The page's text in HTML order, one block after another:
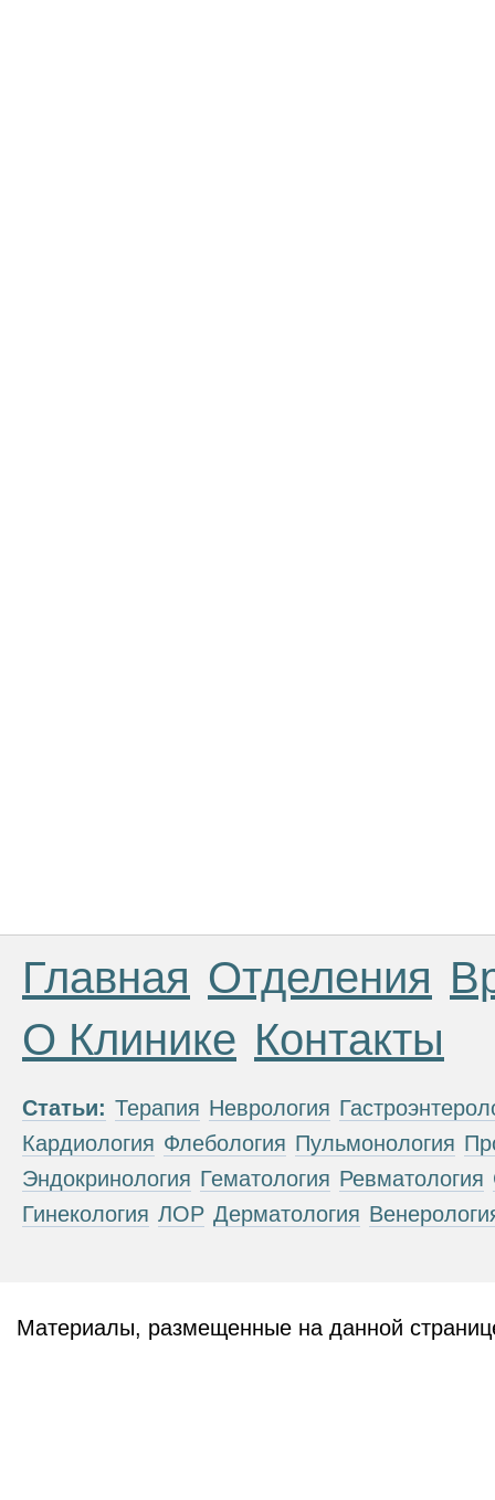
Главная Отделения
О Клинике Контакты
Статьи: Терапия Неврология
Кардиология Флебология Пульмонология
Эндокринология Гематология Ревматология
Гинекология ЛОР Дерматология
Материалы, размещенные на данной